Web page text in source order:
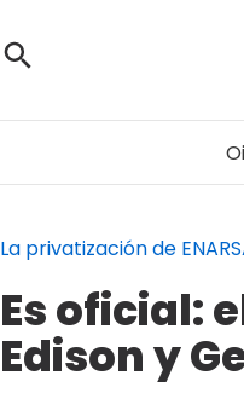
La privatización de
Es oficial:
Edison y